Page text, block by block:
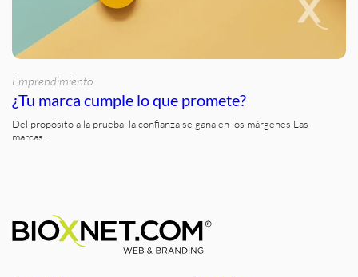
Emprendimiento
¿Tu marca cumple lo que promete?
Del propósito a la prueba: la confianza se gana en los márgenes Las
marcas…